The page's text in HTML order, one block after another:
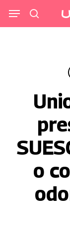
para
Menu
o